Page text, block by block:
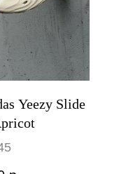
Yeezy Slide